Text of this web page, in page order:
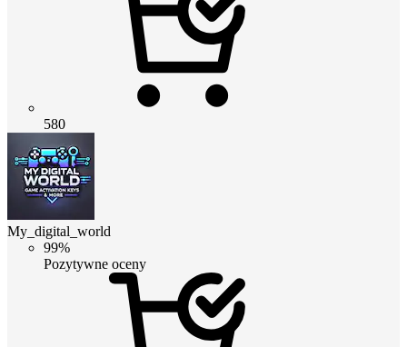
580
My_digital_world
99%
Pozytywne oceny